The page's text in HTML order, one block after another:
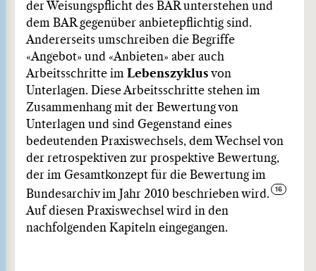
der Weisungspflicht des BAR unterstehen und
dem BAR gegenüber anbietepflichtig sind.
Andererseits umschreiben die Begriffe
«Angebot» und «Anbieten» aber auch
Arbeitsschritte im
Lebenszyklus von
Unterlagen. Diese Arbeitsschritte stehen im
Zusammenhang mit der Bewertung von
Unterlagen und sind Gegenstand eines
bedeutenden Praxiswechsels, dem Wechsel von
der retrospektiven zur prospektive Bewertung,
der im Gesamtkonzept für die Bewertung im
Bundesarchiv im Jahr 2010 beschrieben wird.
Auf diesen Praxiswechsel wird in den
nachfolgenden Kapiteln eingegangen.